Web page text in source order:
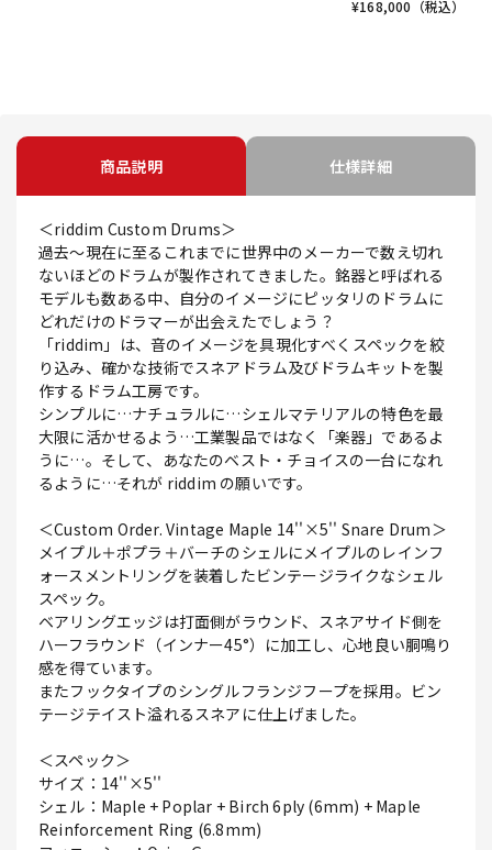
¥168,000 （税込）
商品説明 仕様詳細
＜riddim Custom Drums＞
過去～現在に至るこれまでに世界中のメーカーで数え切れ
ないほどのドラムが製作されてきました。銘器と呼ばれる
モデルも数ある中、自分のイメージにピッタリのドラムに
どれだけのドラマーが出会えたでしょう？
「riddim」は、音のイメージを具現化すべくスペックを絞
り込み、確かな技術でスネアドラム及びドラムキットを製
作するドラム工房です。
シンプルに…ナチュラルに…シェルマテリアルの特色を最
大限に活かせるよう…工業製品ではなく「楽器」であるよ
うに…。そして、あなたのベスト・チョイスの一台になれ
るように…それが riddim の願いです。
＜Custom Order. Vintage Maple 14''×5'' Snare Drum＞
メイプル＋ポプラ＋バーチのシェルにメイプルのレインフ
ォースメントリングを装着したビンテージライクなシェル
スペック。
ベアリングエッジは打面側がラウンド、スネアサイド側を
ハーフラウンド（インナー45°）に加工し、心地良い胴鳴り
感を得ています。
またフックタイプのシングルフランジフープを採用。ビン
テージテイスト溢れるスネアに仕上げました。
＜スペック＞
サイズ：14''×5''
シェル：Maple + Poplar + Birch 6ply (6mm) + Maple
Reinforcement Ring (6.8mm)